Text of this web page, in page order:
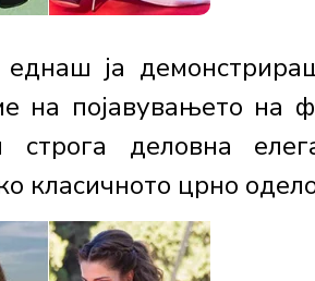
ја
на појавувањето на
деловна
класичното црно